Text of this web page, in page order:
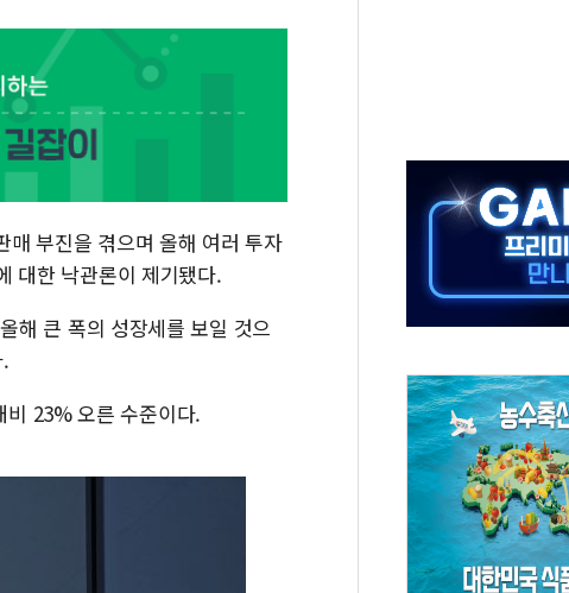
인천서 말다툼 중 어머니 흉기 살해 10대 아들 체포
부진을 겪으며 올해 여러 투자
대한 낙관론이 제기됐다.
해 큰 폭의 성장세를 보일 것으
비 23% 오른 수준이다.